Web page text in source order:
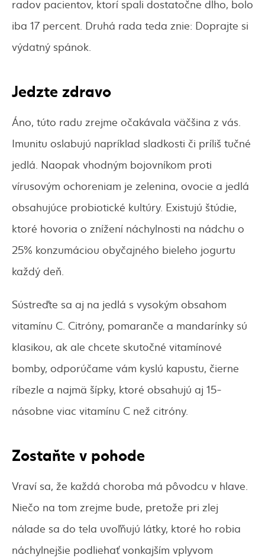
radov pacientov, ktorí spali dostatočne dlho, bolo
iba 17 percent. Druhá rada teda znie: Doprajte si
výdatný spánok.
Jedzte zdravo
Áno, túto radu zrejme očakávala väčšina z vás.
Imunitu oslabujú napríklad sladkosti či príliš tučné
jedlá. Naopak vhodným bojovníkom proti
vírusovým ochoreniam je zelenina, ovocie a jedlá
obsahujúce probiotické kultúry. Existujú štúdie,
ktoré hovoria o znížení náchylnosti na nádchu o
25% konzumáciou obyčajného bieleho jogurtu
každý deň.
Sústreďte sa aj na jedlá s vysokým obsahom
vitamínu C. Citróny, pomaranče a mandarínky sú
klasikou, ak ale chcete skutočné vitamínové
bomby, odporúčame vám kyslú kapustu, čierne
ríbezle a najmä šípky, ktoré obsahujú aj 15-
násobne viac vitamínu C než citróny.
Zostaňte v pohode
Vraví sa, že každá choroba má pôvodcu v hlave.
Niečo na tom zrejme bude, pretože pri zlej
nálade sa do tela uvoľňujú látky, ktoré ho robia
náchylnejšie podliehať vonkajším vplyvom